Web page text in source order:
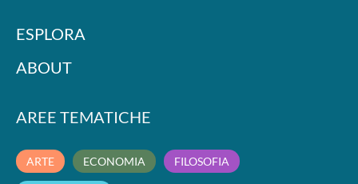
ESPLORA
ABOUT
AREE TEMATICHE
ARTE ECONOMIA FILOSOFIA